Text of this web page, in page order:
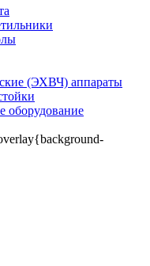
(ЭХВЧ) аппараты
оборудование